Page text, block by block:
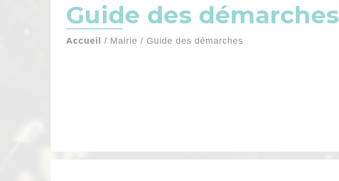
Guide des démarches
Accueil / Mairie / Guide des démarches